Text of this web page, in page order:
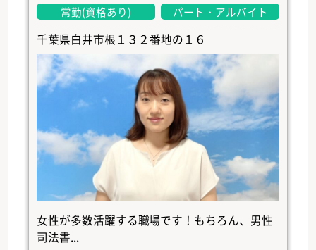
常勤(資格あり) パート・アルバイト
千葉県白井市根１３２番地の１６
女性が多数活躍する職場です！もちろん、男性
司法書...